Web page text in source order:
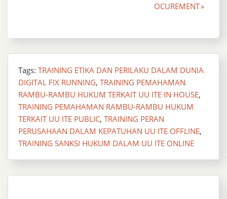
OCUREMENT »
Tags: TRAINING ETIKA DAN PERILAKU DALAM DUNIA
DIGITAL FIX RUNNING, TRAINING PEMAHAMAN
RAMBU-RAMBU HUKUM TERKAIT UU ITE IN HOUSE,
TRAINING PEMAHAMAN RAMBU-RAMBU HUKUM
TERKAIT UU ITE PUBLIC, TRAINING PERAN
PERUSAHAAN DALAM KEPATUHAN UU ITE OFFLINE,
TRAINING SANKSI HUKUM DALAM UU ITE ONLINE